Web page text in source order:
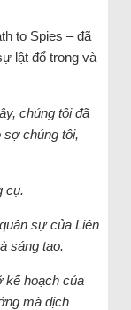
to Spies – đã
lật đổ trong và
chúng tôi đã
sợ chúng tôi,
cụ.
sự của Liên
sáng tạo.
kế hoạch của
mà địch